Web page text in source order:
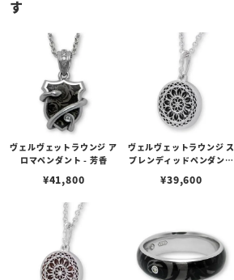
す
ヴェルヴェットラウンジ ア
ロマペンダント - 芳香
¥41,800
ヴェルヴェットラウンジ ス
プレンディッドペンダント
¥39,600